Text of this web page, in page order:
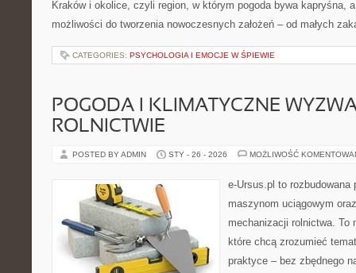
Kraków i okolice, czyli region, w którym pogoda bywa kapryśna,
możliwości do tworzenia nowoczesnych założeń – od małych
CATEGORIES: PSYCHOLOGIA I EMOCJE W ŚPIEWIE
POGODA I KLIMATYCZNE
ROLNICTWIE
POSTED BY ADMIN STY - 26 - 2026 MOŻLIWOŚĆ
e-Ursus.pl to rozbudowana
maszynom uciągowym
mechanizacji rolnictwa. To
które chcą zrozumieć
praktyce – bez zbędnego